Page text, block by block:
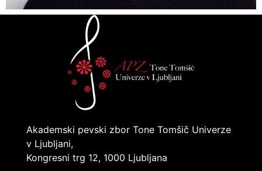
Akademski pevski zbor Tone Tomšič Univerze
v Ljubljani,
Kongresni trg 12, 1000 Ljubljana